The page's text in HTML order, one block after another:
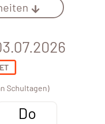
Schultagen)
Do